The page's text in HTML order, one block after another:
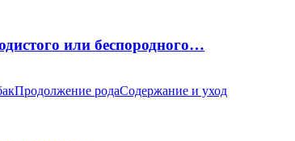
или беспородного…
Продолжение родаСодержание и уход